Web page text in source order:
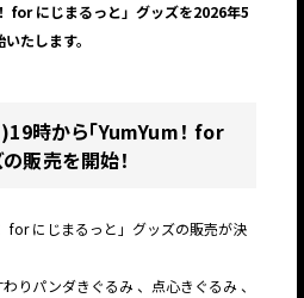
for にじまるっと」グッズを2026年5
たします。
時から「YumYum！ for
の販売を開始！
for にじまるっと」グッズの販売が決
りパンダきぐるみ 、点心きぐるみ 、